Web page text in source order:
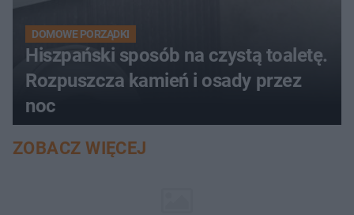
DOMOWE PORZĄDKI
Hiszpański sposób na czystą toaletę.
Rozpuszcza kamień i osady przez
noc
ZOBACZ WIĘCEJ